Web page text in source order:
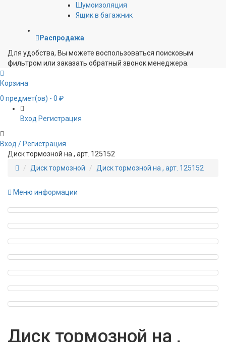
Шумоизоляция
Ящик в багажник
Распродажа
Для удобства, Вы можете воспользоваться поисковым
фильтром или заказать обратный звонок менеджера.
Корзина
0 предмет(ов) - 0 ₽
Вход Регистрация
Вход / Регистрация
Диск тормозной на , арт. 125152
Диск тормозной
Диск тормозной на , арт. 125152
Меню информации
Диск тормозной на ,